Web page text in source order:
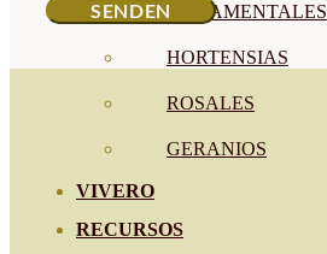
ORNAMENTALES
HORTENSIAS
ROSALES
GERANIOS
VIVERO
RECURSOS